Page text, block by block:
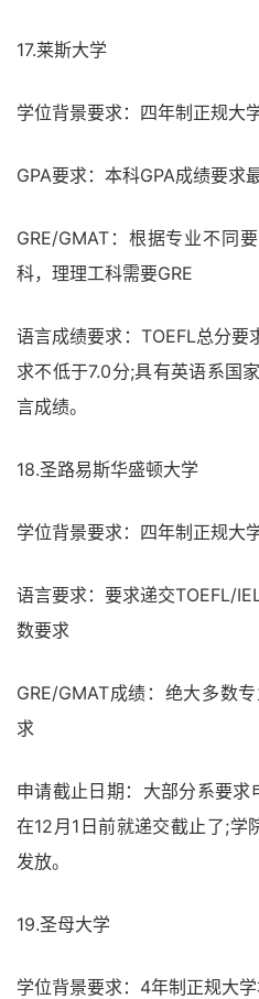
17.莱斯大学
学位背景要求：四年制正规大
GPA要求：本科GPA成绩要求
GRE/GMAT：根据专业不同
科，理理工科需要GRE
语言成绩要求：TOEFL总分要
求不低于7.0分;具有英语系国
言成绩。
18.圣路易斯华盛顿大学
学位背景要求：四年制正规大
语言要求：要求递交TOEFL/
数要求
GRE/GMAT成绩：绝大多数
求
申请截止日期：大部分系要求
在12月1日前就递交截止了;学
发放。
19.圣母大学
学位背景要求：4年制正规大